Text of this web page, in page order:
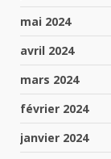
mai 2024
avril 2024
mars 2024
février 2024
janvier 2024